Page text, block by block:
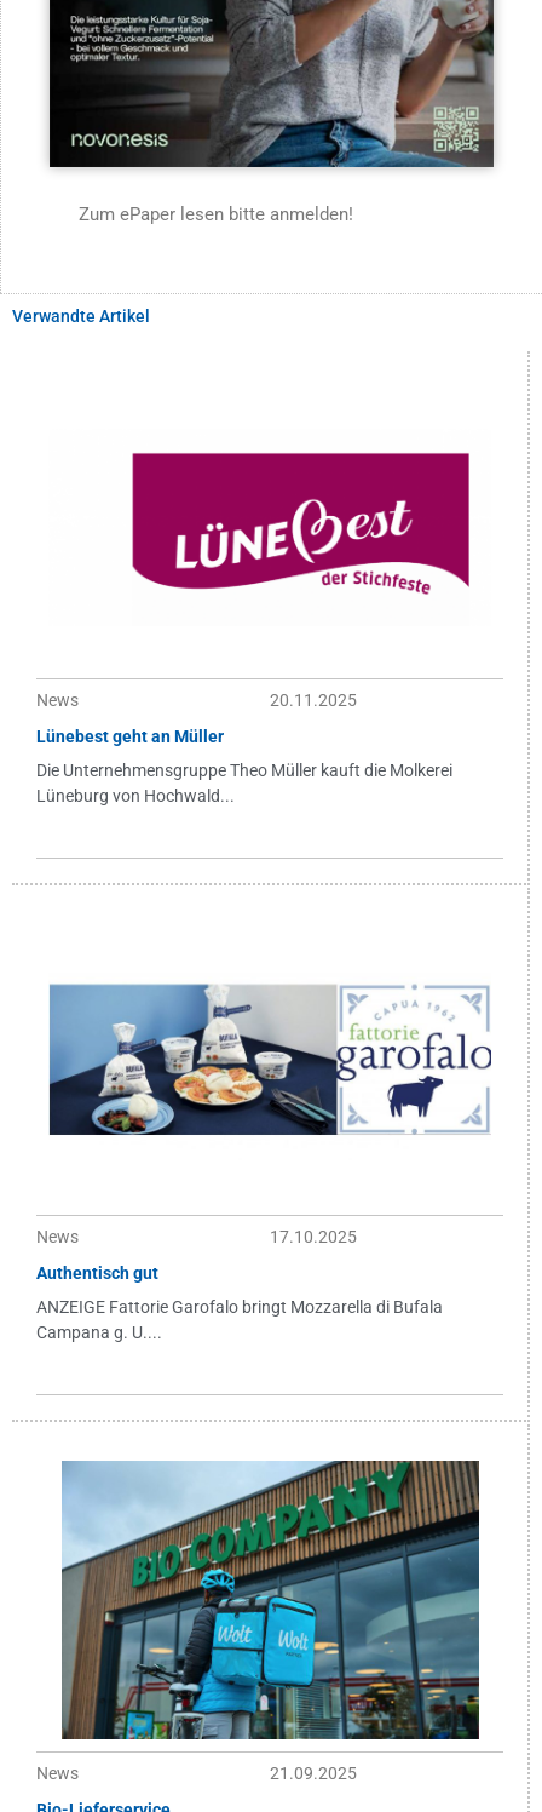
Zum ePaper lesen bitte anmelden!
Verwandte Artikel
News
20.11.2025
Lünebest geht an Müller
Die Unternehmensgruppe Theo Müller kauft die Molkerei
Lüneburg von Hochwald...
News
17.10.2025
Authentisch gut
ANZEIGE Fattorie Garofalo bringt Mozzarella di Bufala
Campana g. U....
News
21.09.2025